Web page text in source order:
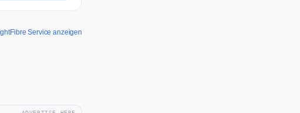
Service anzeigen